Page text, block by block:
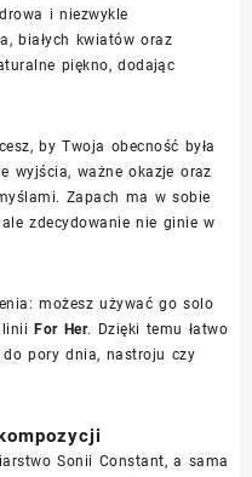
i niezwykle
białych kwiatów oraz
piękno, dodając
by Twoja obecność była
wyjścia, ważne okazje oraz
Zapach ma w sobie
zdecydowanie nie ginie w
możesz używać go solo
linii For Her. Dzięki temu łatwo
pory dnia, nastroju czy
Sonii Constant, a sama